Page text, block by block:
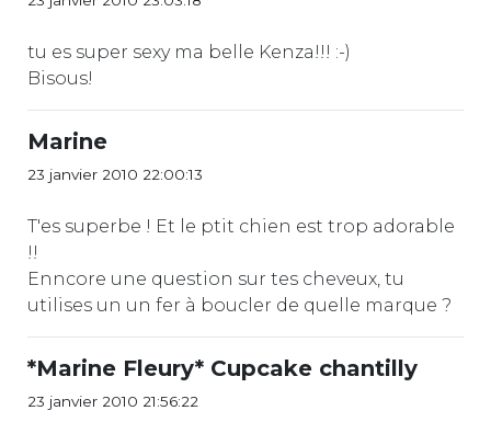
tu es super sexy ma belle Kenza!!! :-)
Bisous!
Marine
23 janvier 2010 22:00:13
T'es superbe ! Et le ptit chien est trop adorable
!!
Enncore une question sur tes cheveux, tu
utilises un un fer à boucler de quelle marque ?
*Marine Fleury* Cupcake chantilly
23 janvier 2010 21:56:22